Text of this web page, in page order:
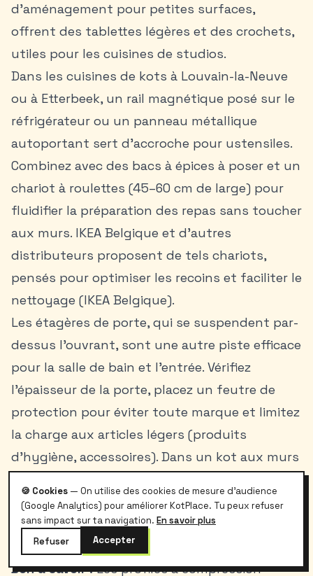
d’aménagement pour petites surfaces,
offrent des tablettes légères et des crochets,
utiles pour les cuisines de studios.
Dans les cuisines de kots à Louvain-la-Neuve
ou à Etterbeek, un rail magnétique posé sur le
réfrigérateur ou un panneau métallique
autoportant sert d’accroche pour ustensiles.
Combinez avec des bacs à épices à poser et un
chariot à roulettes (45–60 cm de large) pour
fluidifier la préparation des repas sans toucher
aux murs. IKEA Belgique et d’autres
distributeurs proposent de tels chariots,
pensés pour optimiser les recoins et faciliter le
nettoyage (IKEA Belgique).
Les étagères de porte, qui se suspendent par-
dessus l’ouvrant, sont une autre piste efficace
pour la salle de bain et l’entrée. Vérifiez
l’épaisseur de la porte, placez un feutre de
protection pour éviter toute marque et limitez
la charge aux articles légers (produits
d’hygiène, accessoires). Dans un kot aux murs
durables et réutilisables, avantage
déterminant sur un cycle de 2 à 3 années
d’études.
Bon à savoir :Les profilés à compression
🍪 Cookies — On utilise des cookies de mesure d'audience
(Google Analytics) pour améliorer KotPlace. Tu peux refuser
sans impact sur ta navigation. En savoir plus
Refuser
Accepter